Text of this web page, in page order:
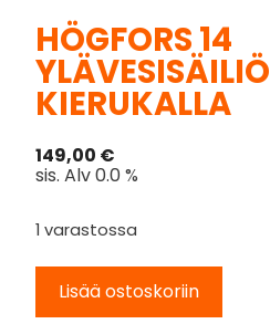
HÖGFORS 14
YLÄVESISÄILIÖ
KIERUKALLA
149,00 €
sis. Alv 0.0 %
1 varastossa
Lisää ostoskoriin